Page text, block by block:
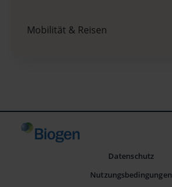
Mobilität & Reisen
Datenschutz
Nutzungsbedingungen